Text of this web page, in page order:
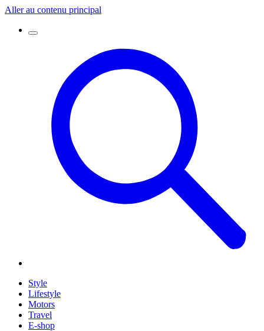
Aller au contenu principal
Style
Lifestyle
Motors
Travel
E-shop